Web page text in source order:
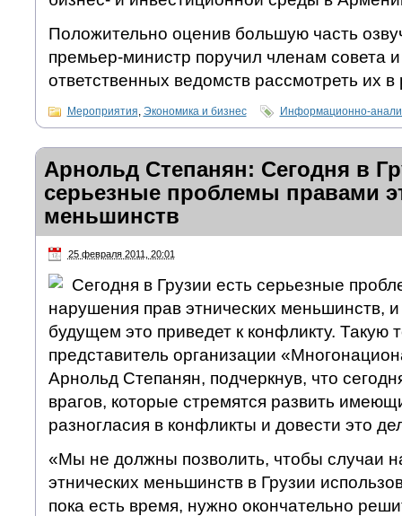
Положительно оценив большую часть
премьер-министр поручил членам совета
ответственных ведомств рассмотреть их в
Мероприятия, Экономика и бизнес Информационно-
Арнольд Степанян: Сегодня в
серьезные проблемы правами
меньшинств
25 февраля 2011, 20:01
Сегодня в Грузии есть серьезные
нарушения прав этнических меньшинств,
будущем это приведет к конфликту. Такую
представитель организации
Арнольд Степанян, подчеркнув, что
врагов, которые стремятся развить
разногласия в конфликты и довести это
«Мы не должны позволить, чтобы случаи
этнических меньшинств в Грузии
пока есть время, нужно окончательно